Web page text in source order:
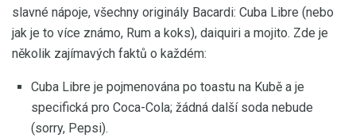
slavné nápoje, všechny originály Bacardi: Cuba Libre (nebo
jak je to více známo, Rum a koks), daiquiri a mojito. Zde je
několik zajímavých faktů o každém:
Cuba Libre je pojmenována po toastu na Kubě a je
specifická pro Coca-Cola; žádná další soda nebude
(sorry, Pepsi).